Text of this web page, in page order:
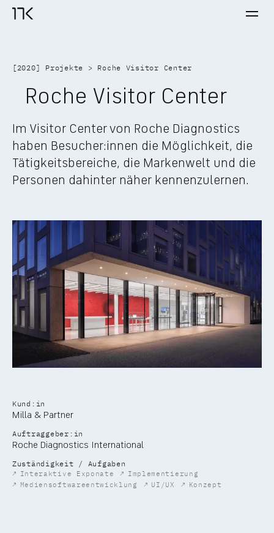
17K Startseite
[2020] Projekte > Roche Visitor Center
Roche Visitor Center
Im Visitor Center von Roche Diagnostics
haben Besucher:innen die Möglichkeit, die
Tätigkeitsbereiche, die Markenwelt und die
Personen dahinter näher kennenzulernen.
Kund:in
Milla & Partner
Auftraggeber:in
Roche Diagnostics International
Zuständigkeit / Aufgaben
↗ Interaktive Exponate ↗ Implementierung
↗ Mediensoftwareentwicklung ↗ UI/UX ↗ Konzept